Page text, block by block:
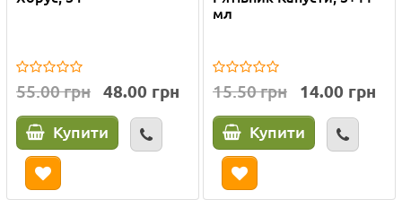
55.00 грн 48.00 грн
Купити
мл
15.50 грн 14.00 грн
Купити